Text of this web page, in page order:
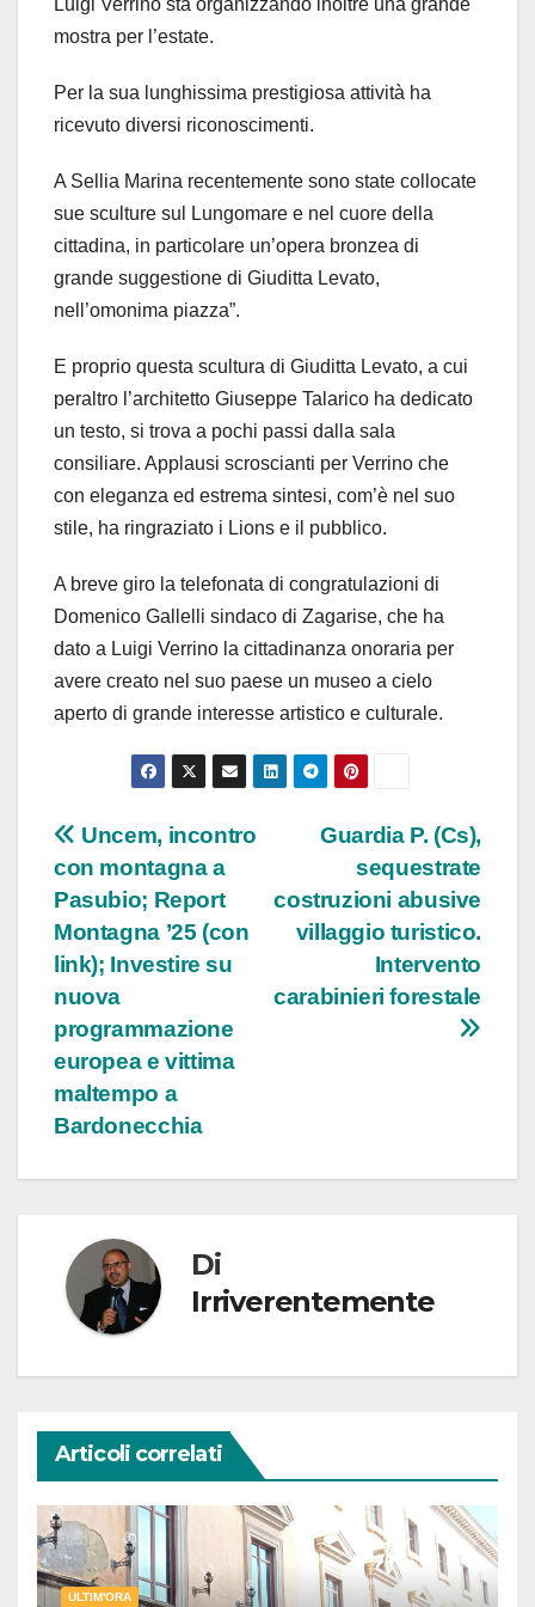
Luigi Verrino sta organizzando inoltre una grande
mostra per l’estate.
Per la sua lunghissima prestigiosa attività ha
ricevuto diversi riconoscimenti.
A Sellia Marina recentemente sono state collocate
sue sculture sul Lungomare e nel cuore della
cittadina, in particolare un’opera bronzea di
grande suggestione di Giuditta Levato,
nell’omonima piazza”.
E proprio questa scultura di Giuditta Levato, a cui
peraltro l’architetto Giuseppe Talarico ha dedicato
un testo, si trova a pochi passi dalla sala
consiliare. Applausi scroscianti per Verrino che
con eleganza ed estrema sintesi, com’è nel suo
stile, ha ringraziato i Lions e il pubblico.
A breve giro la telefonata di congratulazioni di
Domenico Gallelli sindaco di Zagarise, che ha
dato a Luigi Verrino la cittadinanza onoraria per
avere creato nel suo paese un museo a cielo
aperto di grande interesse artistico e culturale.
Navigazione
articoli
Guardia P. (Cs),
sequestrate
costruzioni abusive
villaggio turistico.
Intervento
carabinieri forestale
Uncem, incontro
con montagna a
Pasubio; Report
Montagna ’25 (con
link); Investire su
nuova
programmazione
europea e vittima
maltempo a
Bardonecchia
Di
Irriverentemente
Articoli correlati
ULTIM'ORA